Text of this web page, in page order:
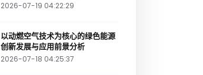
2026-07-19 04:22:29
以动燃空气技术为核心的绿色能源
创新发展与应用前景分析
2026-07-18 04:25:37